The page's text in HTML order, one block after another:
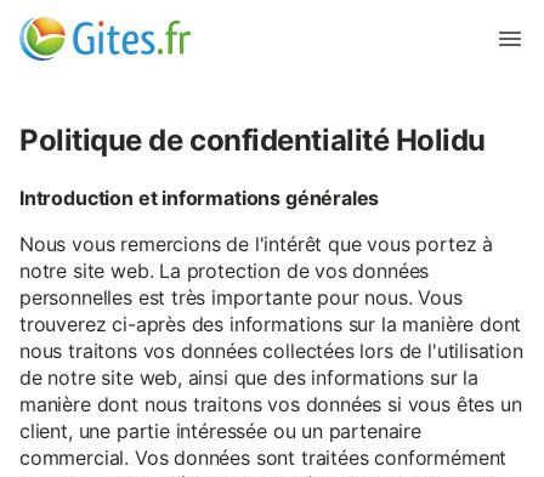
Politique de confidentialité Holidu
Introduction et informations générales
Nous vous remercions de l'intérêt que vous portez à
notre site web. La protection de vos données
personnelles est très importante pour nous. Vous
trouverez ci-après des informations sur la manière dont
nous traitons vos données collectées lors de l'utilisation
de notre site web, ainsi que des informations sur la
manière dont nous traitons vos données si vous êtes un
client, une partie intéressée ou un partenaire
commercial. Vos données sont traitées conformément